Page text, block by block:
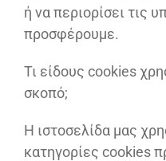
ή να περιορίσει τις
προσφέρουμε.
Τι είδους cookies
σκοπό;
H ιστοσελίδα μας
κατηγορίες cookies